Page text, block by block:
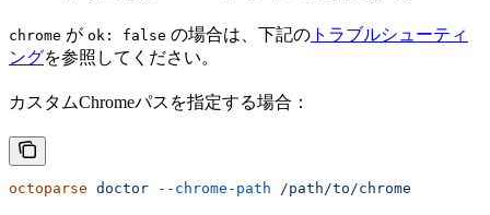
chrome が ok: false の場合は、下記の トラブルシューティ
ングを参照してください。
カスタムChromeパスを指定する場合：
octoparse doctor --chrome-path /path/to/chrome